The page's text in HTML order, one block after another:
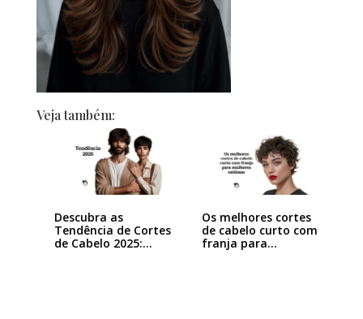
Veja também:
Descubra as
Tendência de Cortes
de Cabelo 2025:…
Os melhores cortes
de cabelo curto com
franja para…